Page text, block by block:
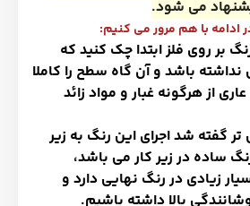
می شود.
ادامه با هم مرور می کنیم:
بر روی فلز ابتدا چک کنید که
باشد و آن گاه سطح را کاملا
از هرگونه غبار و مواد زائد
گفته شد اجرای این رنگ به زیر
ساده در زیر کار می باشد،
زیادی در رنگ نهایی دارد و
بالا داشته باشیم.